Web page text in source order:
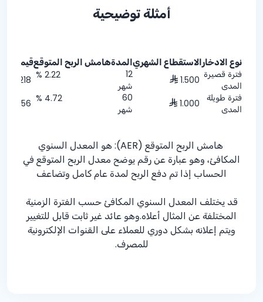
أمثلة توضيحية
نوع الادخارالاستقطاع الشهريالمدةهامش الربح المتوقعقيمة
فترة قصيرة
المدى
1.500
12
شهر
% 2.22
218
فترة طويلة
المدى
1.000
60
شهر
% 4.72
7,756
هامش الربح المتوقع (
AER): هو المعدل السنوي
المكافئ، وهو عبارة عن رقم يوضح معدل الربح المتوقع في
الحساب إذا تم دفع الربح لمدة عام كامل وتضاعف
قد يختلف المعدل السنوي المكافئ حسب الفترة الزمنية
المختلفة عن المثال أعلاه.وهو عائد غير ثابت قابل للتغيير
ويتم إعلانه بشكل دوري للعملاء على القنوات الإلكترونية
للمصرف.